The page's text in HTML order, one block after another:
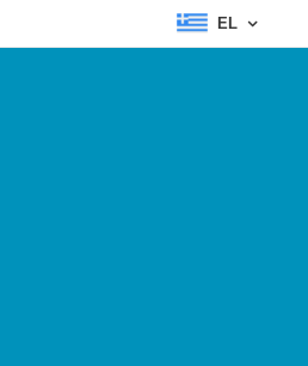
EL